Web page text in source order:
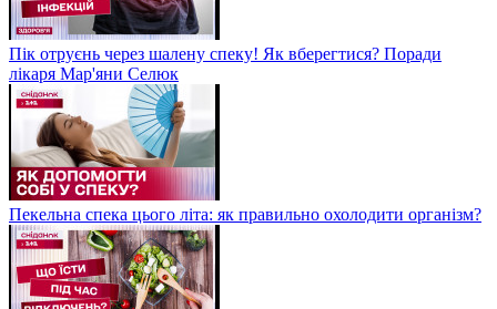
Пік отруєнь через шалену спеку! Як вберегтися? Поради
лікаря Мар'яни Селюк
Пекельна спека цього літа: як правильно охолодити організм?